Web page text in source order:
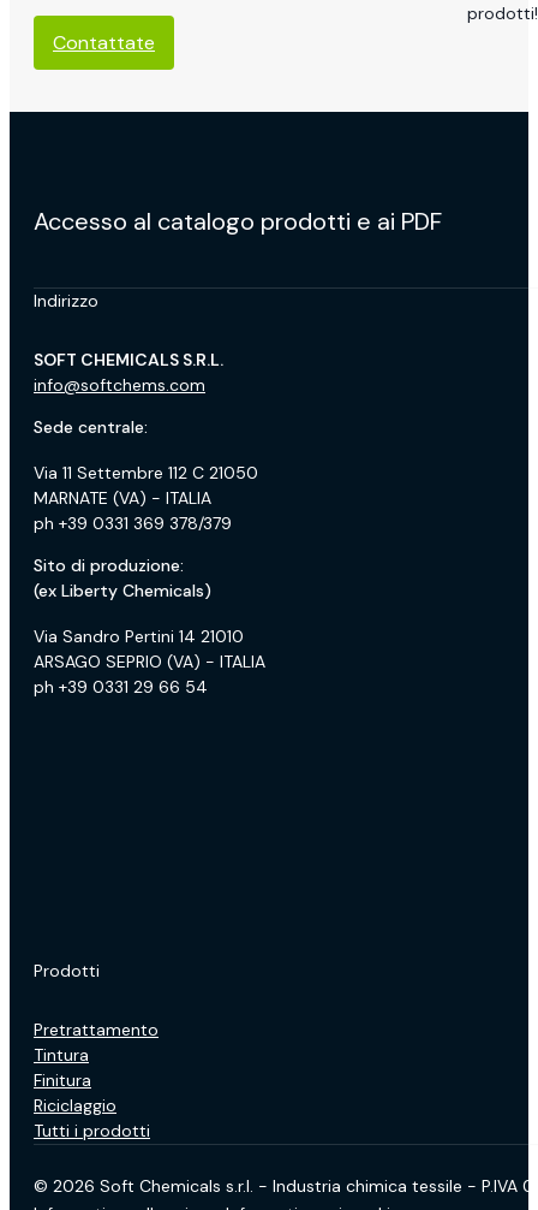
prodotti!
Contattate
Accesso al catalogo prodotti e ai PDF
Indirizzo
SOFT CHEMICALS S.R.L.
info@softchems.com
Sede centrale:
Via 11 Settembre 112 C 21050
MARNATE (VA) - ITALIA
ph +39 0331 369 378/379
Sito di produzione:
(ex Liberty Chemicals)
Via Sandro Pertini 14 21010
ARSAGO SEPRIO (VA) - ITALIA
ph +39 0331 29 66 54
Prodotti
Pretrattamento
Tintura
Finitura
Riciclaggio
Tutti i prodotti
© 2026 Soft Chemicals s.r.l. - Industria chimica tessile - P.IVA